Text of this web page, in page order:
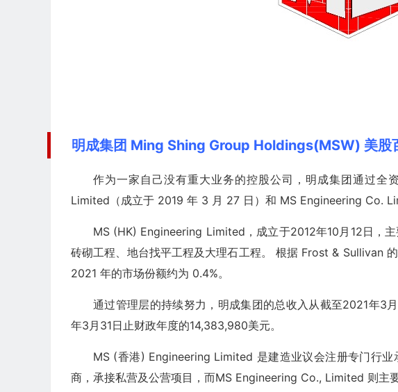
明成集团 Ming Shing Group Holdings(MSW) 美股
作为一家自己没有重大业务的控股公司，明成集团通过全
Limited（成立于 2019 年 3 月 27 日）和 MS Engineering Co.
MS (HK) Engineering Limited，成立于2012年10月12日，主
砖砌工程、地台找平工程及大理石工程。 根据 Frost & Sullivan
2021 年的市场份额约为 0.4%。
通过管理层的持续努力，明成集团的总收入从截至2021年3
年3月31日止财政年度的14,383,980美元。
MS (香港) Engineering Limited 是建造业议会注册专门行
商，承接私营及公营项目，而MS Engineering Co., Limited 则主